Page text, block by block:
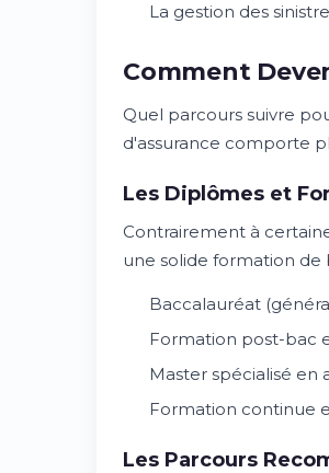
La gestion des
Comment
Quel parcours suivre
d'assurance comporte
Les Diplômes et
Contrairement à
une solide formation de
Baccalauréat
Formation post-bac
Master spécialisé en
Formation continue
Les Parcours